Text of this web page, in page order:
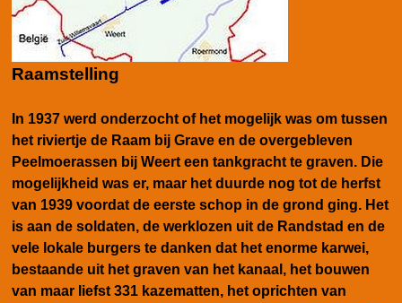
Raamstelling
In 1937 werd onderzocht of het mogelijk was om tussen
het riviertje de Raam bij Grave en de overgebleven
Peelmoerassen bij Weert een tankgracht te graven. Die
mogelijkheid was er, maar het duurde nog tot de herfst
van 1939 voordat de eerste schop in de grond ging. Het
is aan de soldaten, de werklozen uit de Randstad en de
vele lokale burgers te danken dat het enorme karwei,
bestaande uit het graven van het kanaal, het bouwen
van maar liefst 331 kazematten, het oprichten van